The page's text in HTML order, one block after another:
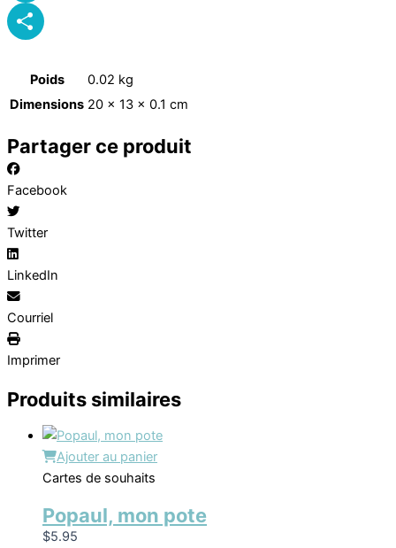
Pinterest
Poids
0.02 kg
Dimensions 20 × 13 × 0.1 cm
Partager ce produit
Facebook
Twitter
LinkedIn
Courriel
Imprimer
Produits similaires
Ajouter au panier
Cartes de souhaits
Popaul, mon pote
$5.95